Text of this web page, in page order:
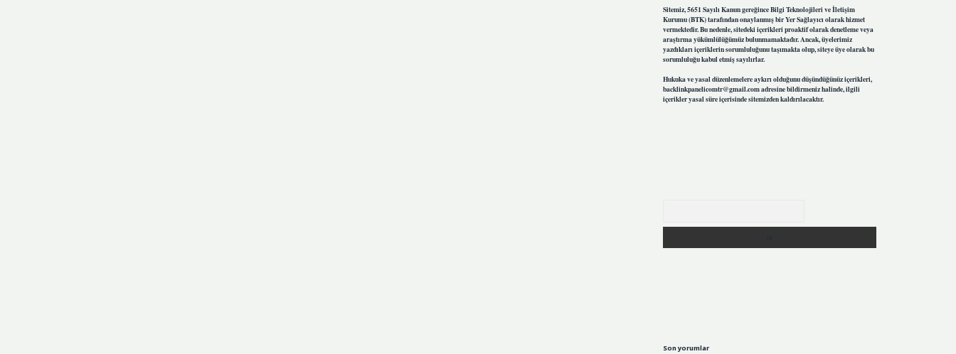
Sitemiz, 5651 Sayılı Kanun gereğince Bilgi Teknolojileri ve İletişim
Kurumu (BTK) tarafından onaylanmış bir Yer Sağlayıcı olarak hizmet
vermektedir. Bu nedenle, sitedeki içerikleri proaktif olarak denetleme veya
araştırma yükümlülüğümüz bulunmamaktadır. Ancak, üyelerimiz
yazdıkları içeriklerin sorumluluğunu taşımakta olup, siteye üye olarak bu
sorumluluğu kabul etmiş sayılırlar.
Hukuka ve yasal düzenlemelere aykırı olduğunu düşündüğünüz içerikleri,
backlinkpanelicomtr@gmail.comadresine bildirmeniz halinde, ilgili
içerikler yasal süre içerisinde sitemizden kaldırılacaktır.
Son yorumlar